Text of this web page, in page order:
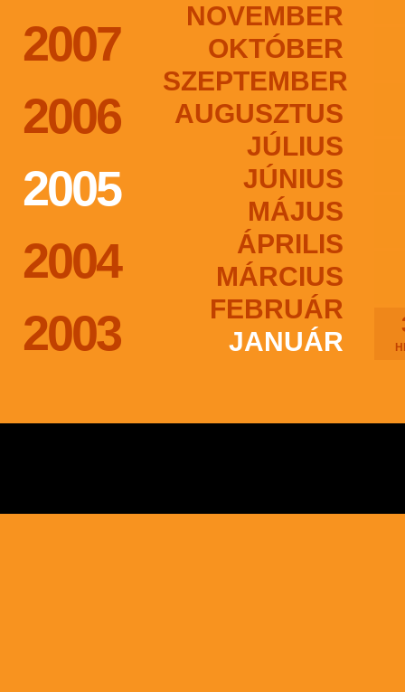
2007
2006
2005
2004
2003
NOVEMBER
OKTÓBER
SZEPTEMBER
AUGUSZTUS
JÚLIUS
JÚNIUS
MÁJUS
ÁPRILIS
MÁRCIUS
FEBRUÁR
JANUÁR